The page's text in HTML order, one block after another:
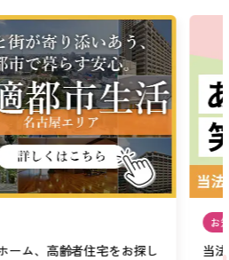
ーム、高齢者住宅をお探し
お
当